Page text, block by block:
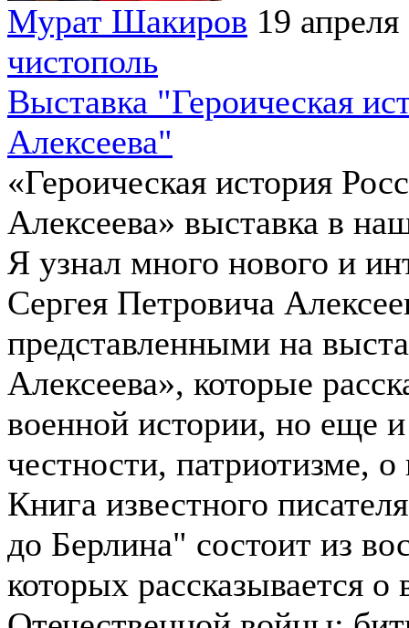
Мурат Шакиров 19
чистополь
Выставка "Героическая
Алексеева"
«Героическая история
Алексеева» выставка в
Я узнал много нового и
Сергея Петровича
представленными на
Алексеева», которые
военной истории, но еще
честности, патриотизме,
Книга известного
до Берлина" состоит из
которых рассказывается